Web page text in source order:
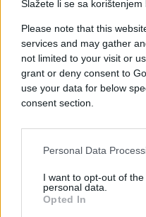
Slažete li se sa korištenjem
Please note that this
services and may gather
not limited to your visit or
grant or deny consent to
use your data for below
consent section.
Personal Data
I want to opt-out of
personal data.
Opted In
apsorpciju hranjivih
vježbanja.
Gazirani napici
Gazirane sokove
nažalost mogu imati
poput nadutosti i
a njih sigurno ne želite